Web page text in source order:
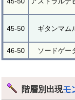
45-50 ギタンマム
46-50 ソードゲー
階層別出現モ